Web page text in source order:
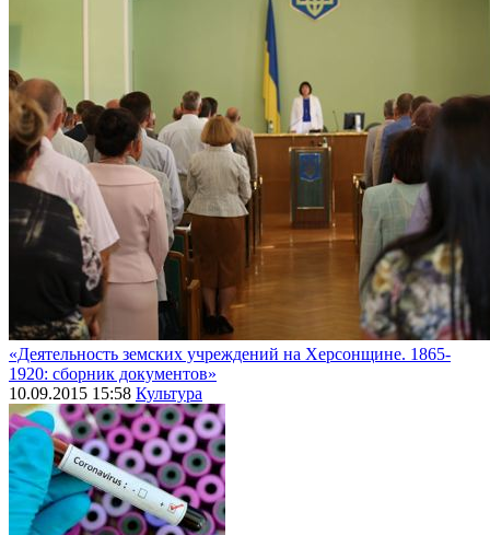
«Деятельность земских учреждений на Херсонщине. 1865-
1920: сборник документов»
10.09.2015 15:58 Культура